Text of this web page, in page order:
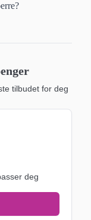
tilbudet for deg
deg